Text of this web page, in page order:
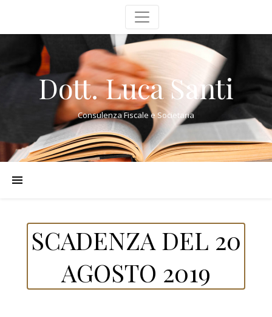
Dott. Luca Santi
Consulenza Fiscale e Societaria
SCADENZA DEL 20
AGOSTO 2019